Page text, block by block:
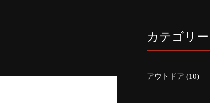
カテゴリー
アウトドア (10)